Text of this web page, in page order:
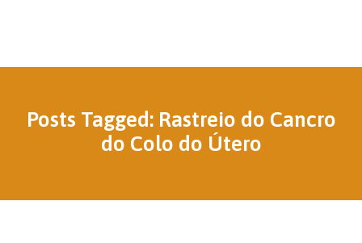
Posts Tagged: Rastreio do Cancro
do Colo do Útero